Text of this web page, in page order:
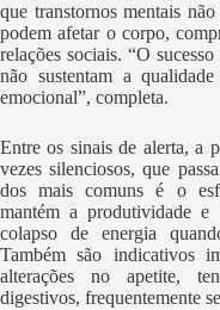
que transtornos mentais
podem afetar o corpo,
relações sociais. “O
não sustentam a
emocional”, completa.
Entre os sinais de alerta, a
vezes silenciosos, que
dos mais comuns é o
mantém a produtividade
colapso de energia
Também são indicativos
alterações no apetite,
digestivos, frequentemente